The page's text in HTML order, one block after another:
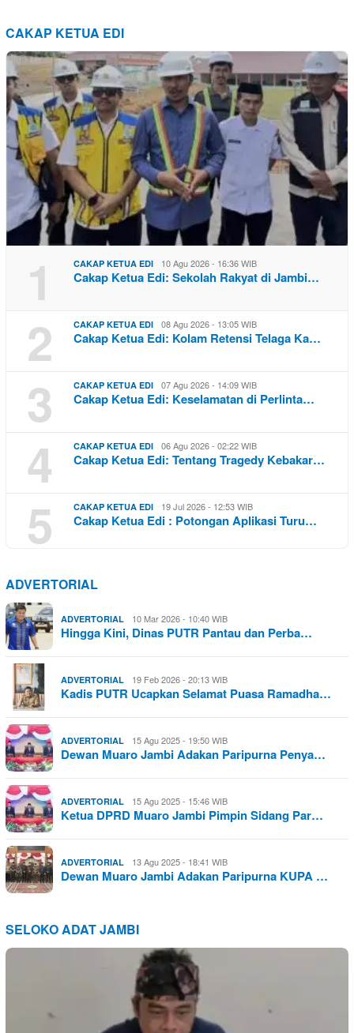
CAKAP KETUA EDI
1 CAKAP KETUA EDI 10 Agu 2026 - 16:36 WIB
Cakap Ketua Edi: Sekolah Rakyat di Jambi…
2 CAKAP KETUA EDI 08 Agu 2026 - 13:05 WIB
Cakap Ketua Edi: Kolam Retensi Telaga Ka…
3 CAKAP KETUA EDI 07 Agu 2026 - 14:09 WIB
Cakap Ketua Edi: Keselamatan di Perlinta…
4 CAKAP KETUA EDI 06 Agu 2026 - 02:22 WIB
Cakap Ketua Edi: Tentang Tragedy Kebakar…
5 CAKAP KETUA EDI 19 Jul 2026 - 12:53 WIB
Cakap Ketua Edi : Potongan Aplikasi Turu…
ADVERTORIAL
ADVERTORIAL 10 Mar 2026 - 10:40 WIB
Hingga Kini, Dinas PUTR Pantau dan Perba…
ADVERTORIAL 19 Feb 2026 - 20:13 WIB
Kadis PUTR Ucapkan Selamat Puasa Ramadha…
ADVERTORIAL 15 Agu 2025 - 19:50 WIB
Dewan Muaro Jambi Adakan Paripurna Penya…
ADVERTORIAL 15 Agu 2025 - 15:46 WIB
Ketua DPRD Muaro Jambi Pimpin Sidang Par…
ADVERTORIAL 13 Agu 2025 - 18:41 WIB
Dewan Muaro Jambi Adakan Paripurna KUPA …
SELOKO ADAT JAMBI